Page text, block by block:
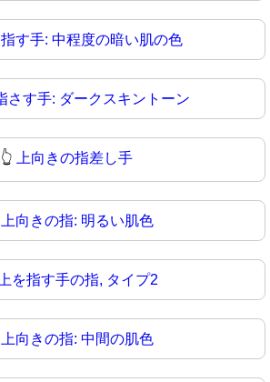
す手: 中程度の暗い肌の色
さす手: ダークスキントーン
👆 上向きの指差し手
上向きの指: 明るい肌色
上を指す手の指, タイプ2
上向きの指: 中間の肌色